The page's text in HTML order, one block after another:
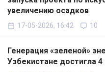
увеличению осадков
17-05-2026, 16:42 10
Генерация «зеленой»
Узбекистане достигла